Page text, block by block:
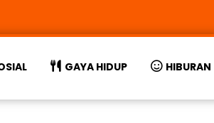
GAYA HIDUP HIBURAN